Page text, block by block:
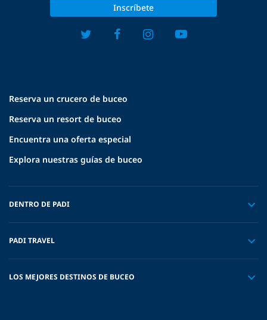
Reserva un crucero de buceo
Reserva un resort de buceo
Encuentra una oferta especial
Explora nuestras guías de buceo
DENTRO DE PADI
PADI TRAVEL
LOS MEJORES DESTINOS DE BUCEO
Inscríbete